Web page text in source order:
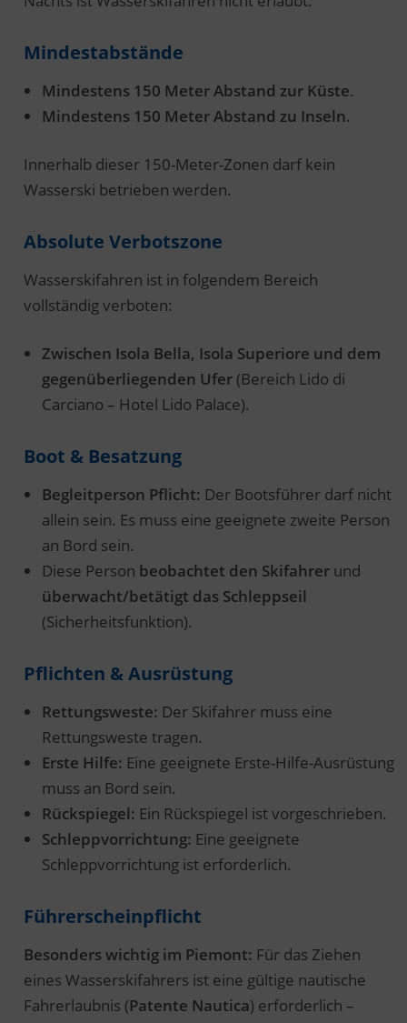
Mindestabstände
Mindestens 150 Meter Abstand zur Küste.
Mindestens 150 Meter Abstand zu Inseln.
Innerhalb dieser 150-Meter-Zonen darf kein
Wasserski betrieben werden.
Absolute Verbotszone
Wasserskifahren ist in folgendem Bereich
vollständig verboten:
Zwischen Isola Bella, Isola Superiore und dem
gegenüberliegenden Ufer (Bereich Lido di
Carciano – Hotel Lido Palace).
Boot & Besatzung
Begleitperson Pflicht: Der Bootsführer darf nicht
allein sein. Es muss eine geeignete zweite Person
an Bord sein.
Diese Person beobachtet den Skifahrer und
überwacht/betätigt das Schleppseil
(Sicherheitsfunktion).
Pflichten & Ausrüstung
Rettungsweste: Der Skifahrer muss eine
Rettungsweste tragen.
Erste Hilfe: Eine geeignete Erste-Hilfe-Ausrüstung
muss an Bord sein.
Rückspiegel: Ein Rückspiegel ist vorgeschrieben.
Schleppvorrichtung: Eine geeignete
Schleppvorrichtung ist erforderlich.
Führerscheinpflicht
Besonders wichtig im Piemont: Für das Ziehen
eines Wasserskifahrers ist eine gültige nautische
Fahrerlaubnis (Patente Nautica) erforderlich –